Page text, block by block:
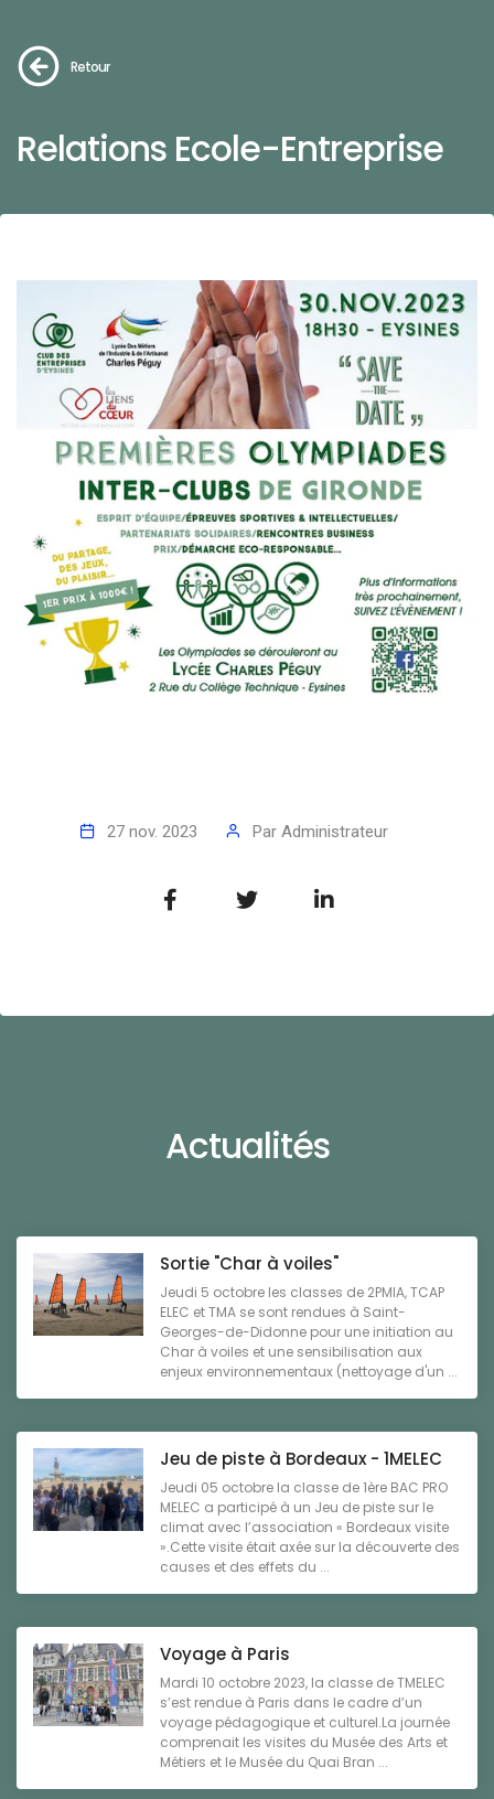
Retour
Relations Ecole-Entreprise
27 nov. 2023 Par Administrateur
Actualités
Sortie "Char à voiles"
Jeudi 5 octobre les classes de 2PMIA, TCAP
ELEC et TMA se sont rendues à Saint-
Georges-de-Didonne pour une initiation au
Char à voiles et une sensibilisation aux
enjeux environnementaux (nettoyage d'un ...
Jeu de piste à Bordeaux - 1MELEC
Jeudi 05 octobre la classe de 1ère BAC PRO
MELEC a participé à un Jeu de piste sur le
climat avec l’association « Bordeaux visite
».Cette visite était axée sur la découverte des
causes et des effets du ...
Voyage à Paris
Mardi 10 octobre 2023, la classe de TMELEC
s’est rendue à Paris dans le cadre d’un
voyage pédagogique et culturel.La journée
comprenait les visites du Musée des Arts et
Métiers et le Musée du Quai Bran ...